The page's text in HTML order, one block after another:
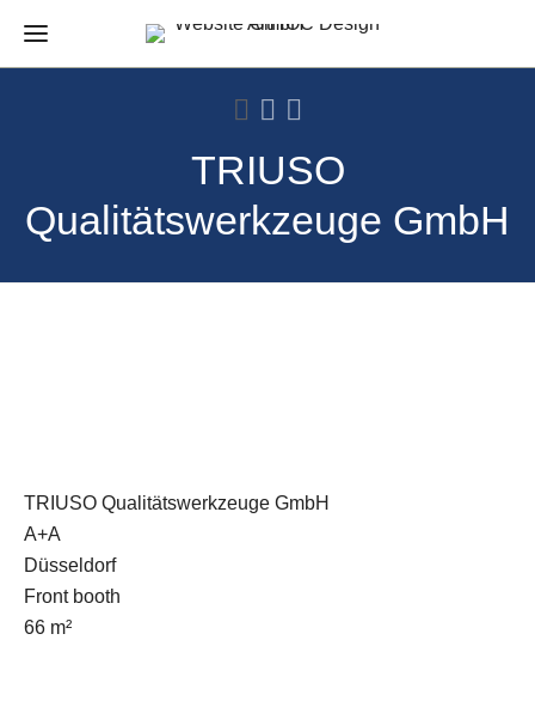
TRIUSO
Qualitätswerkzeuge GmbH
TRIUSO Qualitätswerkzeuge GmbH
A+A
Düsseldorf
Front booth
66 m²